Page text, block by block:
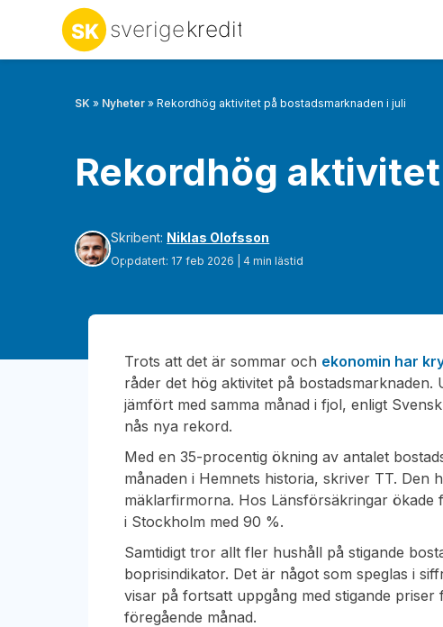
SK » Nyheter »Rekordhög aktivitet på bostadsmarknaden i juli
Rekordhög
Skribent: Niklas Olofsson
Oppdatert: 17 feb 2026 | 4 min lästid
Trots att det är sommar och ekonomin har
råder det hög aktivitet på
jämfört med samma månad i fjol, enligt
nås nya rekord.
Med en 35-procentig ökning av antalet
månaden i Hemnets historia, skriver TT. Den
mäklarfirmorna. Hos Länsförsäkringar ökade
i Stockholm med 90 %.
Samtidigt tror allt fler hushåll på stigande
boprisindikator. Det är något som speglas i
visar på fortsatt uppgång med stigande
föregående månad.